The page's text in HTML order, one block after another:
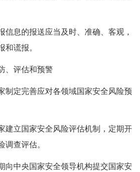
息的报送应当及时、准确、客观，
谎报。
评估和预警
定完善应对各领域国家安全风险预
立国家安全风险评估机制，定期开
查评估。
向中央国家安全领导机构提交国家安